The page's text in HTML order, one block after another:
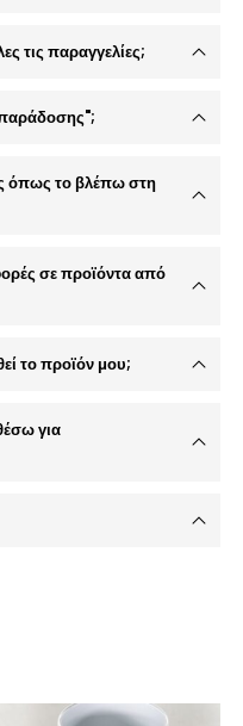
τις παραγγελίες;
παράδοσης";
όπως το βλέπω στη
σε προϊόντα από
το προϊόν μου;
για